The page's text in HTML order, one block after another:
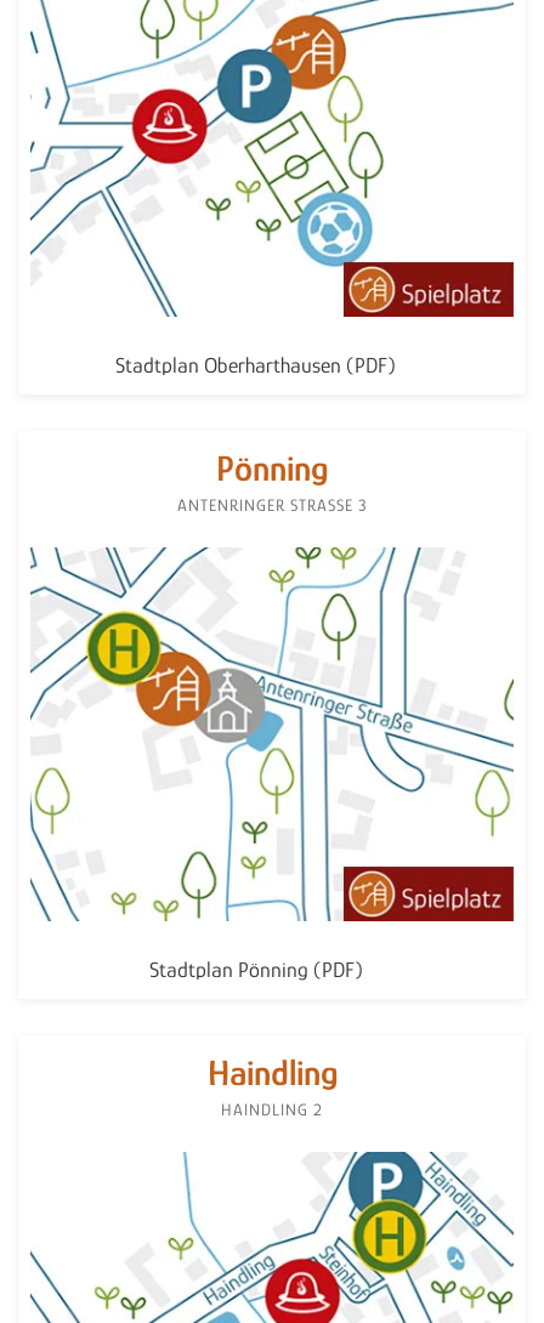
Stadtplan Oberharthausen (PDF)
Pönning
ANTENRINGER STRASSE 3
Stadtplan Pönning (PDF)
Haindling
HAINDLING 2